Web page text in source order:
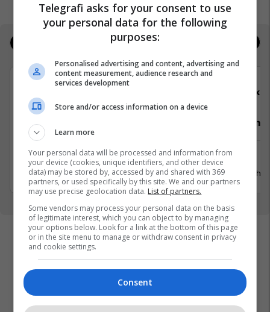
Video Editor (3 pozita)
Prishtinë
20 Korrik 2026
Punëtor në
Xërxe
20 Gusht
Telegrafi asks for your consent to use
your personal data for the following
purposes:
Personalised advertising and content, advertising and
content measurement, audience research and
services development
Store and/or access information on a device
Learn more
Your personal data will be processed and information from
your device (cookies, unique identifiers, and other device
data) may be stored by, accessed by and shared with 369
partners, or used specifically by this site. We and our partners
may use precise geolocation data. List of partners.
Some vendors may process your personal data on the basis
of legitimate interest, which you can object to by managing
your options below. Look for a link at the bottom of this page
or in the site menu to manage or withdraw consent in privacy
and cookie settings.
Consent